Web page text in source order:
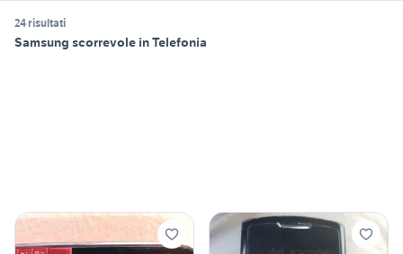
24 risultati
Samsung scorrevole in Telefonia